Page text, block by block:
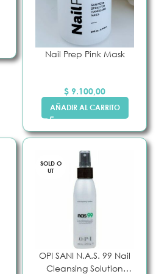
Nail Prep Pink Mask
$ 9.100,00
AÑADIR AL CARRITO
SOLD O
UT
OPI SANI N.A.S. 99 Nail
Cleansing Solution